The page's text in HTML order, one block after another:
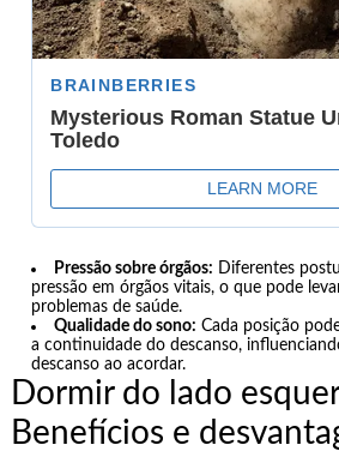
Pressão sobre órgãos: Diferentes
pressão em órgãos vitais, o que pode
problemas de saúde.
Qualidade do sono: Cada posição
a continuidade do descanso,
descanso ao acordar.
Dormir do lado
Benefícios e